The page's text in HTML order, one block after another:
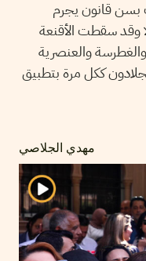
بسن قانون يجرم
وقد سقطت الأقنعة
والعنصرية
ككل مرة بتطبيق
مهدي الجلاصي